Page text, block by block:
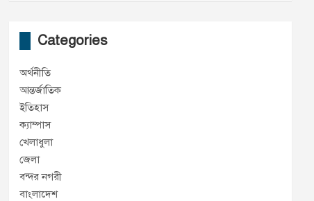
Categories
অর্থনীতি
আন্তর্জাতিক
ইতিহাস
ক্যাম্পাস
খেলাধুলা
জেলা
বন্দর নগরী
বাংলাদেশ